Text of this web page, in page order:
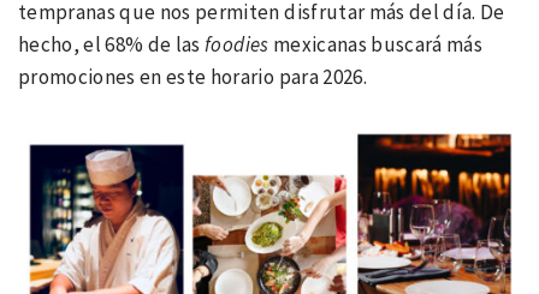
tempranas que nos permiten disfrutar más del día. De
hecho, el 68% de lasfoodies mexicanas buscará más
promociones en este horario para 2026.